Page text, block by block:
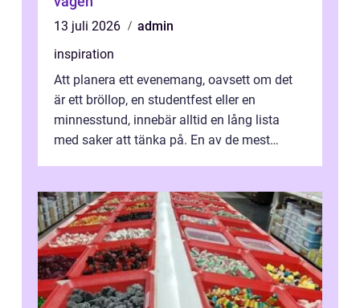
13 juli 2026
admin
inspiration
Att planera ett evenemang, oavsett om det
är ett bröllop, en studentfest eller en
minnesstund, innebär alltid en lång lista
med saker att tänka på. En av de mest